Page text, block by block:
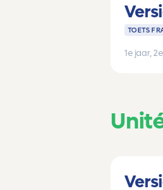
TOETS
1e jaar,